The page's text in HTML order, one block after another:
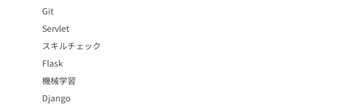
Git
Servlet
スキルチェック
Flask
機械学習
Django